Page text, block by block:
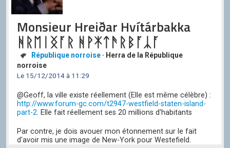
Monsieur Hreiðar Hvítárbakka
ᚻᚱᛖᛁᛝᚪᚱ ᚻᚹᛡᛏᚫᚱᛒᚪᛣᚪ
République norroise · Herra de la République
norroise
Le 15/12/2014 à 11:29
@Geoff, la ville existe réellement (Elle est même célèbre) :
http://www.forum-gc.com/t2947-westfield-staten-island-
part-2. Elle fait réellement ses 20 millions d'habitants
Par contre, je dois avouer mon étonnement sur le fait
d'avoir mis une image de New-York pour Westefield.